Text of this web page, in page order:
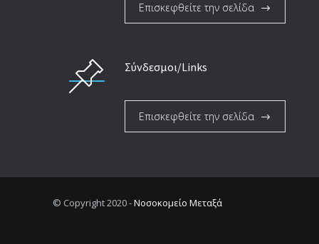
Επισκεφθείτε την σελίδα
Σύνδεσμοι/Links
Επισκεφθείτε την σελίδα
© Copyright 2020 -Νοσοκομείο Μεταξά